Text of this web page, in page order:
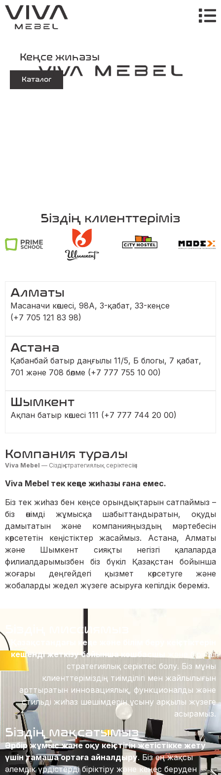
Кеңсе жиһазы
Каталог
Біздің клиенттеріміз
Алматы
Масаначи көшесі, 98A, 3-қабат, 33-кеңсе
(+7 705 121 83 98)
Астана
Қабанбай батыр даңғылы 11/5, Б блогы, 7 қабат,
701 және 708 бөлме (+7 777 755 10 00)
Шымкент
Ақпан батыр көшесі 111 (+7 777 744 20 00)
Компания туралы
Viva Mebel — Сіздің стратегиялық серіктесіңіз
Viva Mebel тек кеңсе жиһазы ғана емес.
Біз тек жиһаз бен кеңсе орындықтарын сатпаймыз –
біз өнімді жұмысқа шабыттандыратын, оқуды
дамытатын және компанияңыздың мәртебесін
көрсететін кеңістіктер жасаймыз. Астана, Алматы
және Шымкент сияқты негізгі қалаларда
филиалдарымызбен біз бүкіл Қазақстан бойынша
жоғары деңгейдегі қызмет көрсетуге және
жобаларды жедел жүзеге асыруға кепілдік береміз.
Біздің миссиямыз
Қазақстандағы кеңсе және білім беру кеңістіктерін
кешенді жеткізу бойынша көшбасшы
және бірінші
стратегиялық серіктес болу. Біз мұны
клиенттеріміздің тиімділігі мен жайлылығын
арттыратын инновациялық, функционалды және
стильді жиһаз шешімдерін ұсыну арқылы жүзеге
асырамыз.
Біздің мақсатымыз
Әрбір жұмыс және оқу кеңістігін жетістікке жету
үшін тамаша ортаға айналдыру. Біз ең жақсы
әлемдік үрдістерді біріктіру және кеңес беруден